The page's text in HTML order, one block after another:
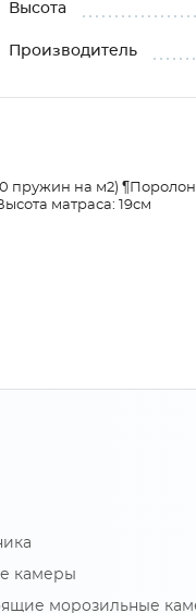
Высота
Производитель
пружин на м2)
матраса: 19см
камеры
морозильные